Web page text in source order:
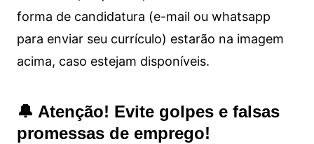
forma de candidatura (e-mail ou whatsapp
para enviar seu currículo) estarão na imagem
acima, caso estejam disponíveis.
🔔 Atenção! Evite golpes e falsas
promessas de emprego!